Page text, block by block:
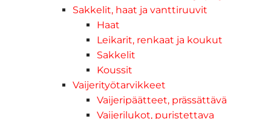
Sakkelit, haat ja vanttiruuvit
Haat
Leikarit, renkaat ja koukut
Sakkelit
Koussit
Vaijerityötarvikkeet
Vaijeripäätteet, prässättävä
Vaijerilukot, puristettava